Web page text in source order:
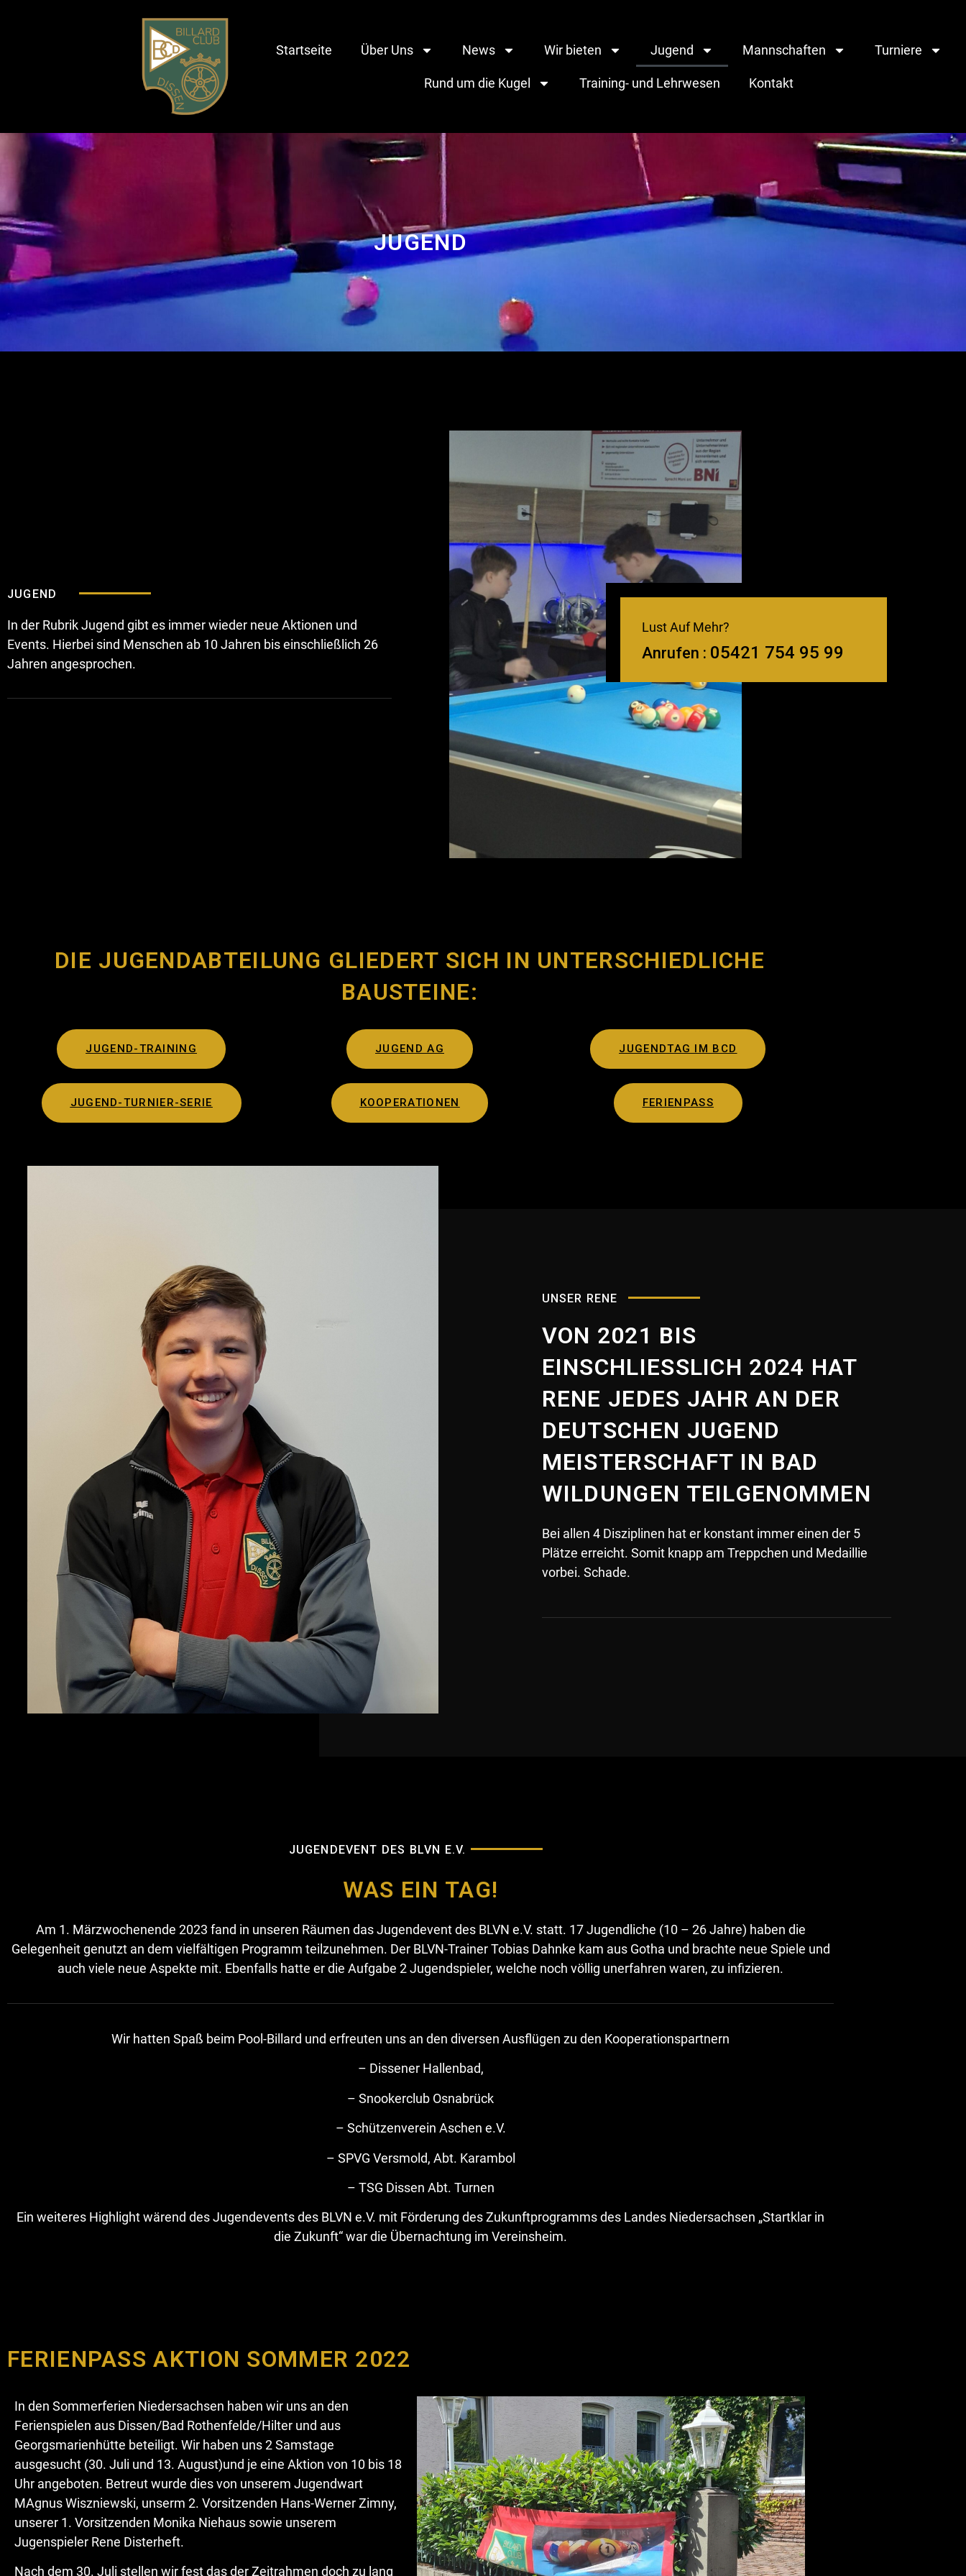
Startseite Über Uns News Wir bieten Jugend Mannschaften Turniere
Rund um die Kugel Training- und Lehrwesen Kontakt
JUGEND
JUGEND
In der Rubrik Jugend gibt es immer wieder neue Aktionen und
Events. Hierbei sind Menschen ab 10 Jahren bis einschließlich 26
Jahren angesprochen.
Lust Auf Mehr?
Anrufen : 05421 754 95 99
DIE JUGENDABTEILUNG GLIEDERT SICH IN UNTERSCHIEDLICHE
BAUSTEINE:
JUGEND-TRAINING JUGEND AG JUGENDTAG IM BCD
JUGEND-TURNIER-SERIE KOOPERATIONEN FERIENPASS
UNSER RENE
VON 2021 BIS
EINSCHLIESSLICH 2024 HAT R
ENE JEDES JAHR AN DER
DEUTSCHEN JUGEND M
EISTERSCHAFT IN BAD W
ILDUNGEN TEILGENOMMEN
Bei allen 4 Disziplinen hat er konstant immer einen der 5
Plätze erreicht. Somit knapp am Treppchen und Medaillie
vorbei. Schade.
JUGENDEVENT DES BLVN E.V.
WAS EIN TAG!
Am 1. Märzwochenende 2023 fand in unseren Räumen das Jugendevent des BLVN e.V. statt. 17 Jugendliche (10 – 26 Jahre) haben die
Gelegenheit genutzt an dem vielfältigen Programm teilzunehmen. Der BLVN-Trainer Tobias Dahnke kam aus Gotha und brachte neue Spiele und
auch viele neue Aspekte mit. Ebenfalls hatte er die Aufgabe 2 Jugendspieler, welche noch völlig unerfahren waren, zu infizieren.
Wir hatten Spaß beim Pool-Billard und erfreuten uns an den diversen Ausflügen zu den Kooperationspartnern
– Dissener Hallenbad,
– Snookerclub Osnabrück
– Schützenverein Aschen e.V.
– SPVG Versmold, Abt. Karambol
– TSG Dissen Abt. Turnen
Ein weiteres Highlight wärend des Jugendevents des BLVN e.V. mit Förderung des Zukunftprogramms des Landes Niedersachsen „Startklar in
die Zukunft“ war die Übernachtung im Vereinsheim.
FERIENPASS AKTION SOMMER 2022
In den Sommerferien Niedersachsen haben wir uns an den
Ferienspielen aus Dissen/Bad Rothenfelde/Hilter und aus
Georgsmarienhütte beteiligt. Wir haben uns 2 Samstage
ausgesucht (30. Juli und 13. August)und je eine Aktion von 10 bis 18
Uhr angeboten. Betreut wurde dies von unserem Jugendwart
MAgnus Wiszniewski, unserm 2. Vorsitzenden Hans-Werner Zimny,
unserer 1. Vorsitzenden Monika Niehaus sowie unserem
Jugenspieler Rene Disterheft.
Nach dem 30. Juli stellen wir fest das der Zeitrahmen doch zu lang